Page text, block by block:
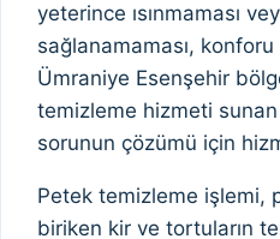
yeterince ısınmaması
sağlanamaması,
Ümraniye Esenşehir
temizleme hizmeti sunan
sorunun çözümü için
Petek temizleme işlemi,
biriken kir ve tortuların